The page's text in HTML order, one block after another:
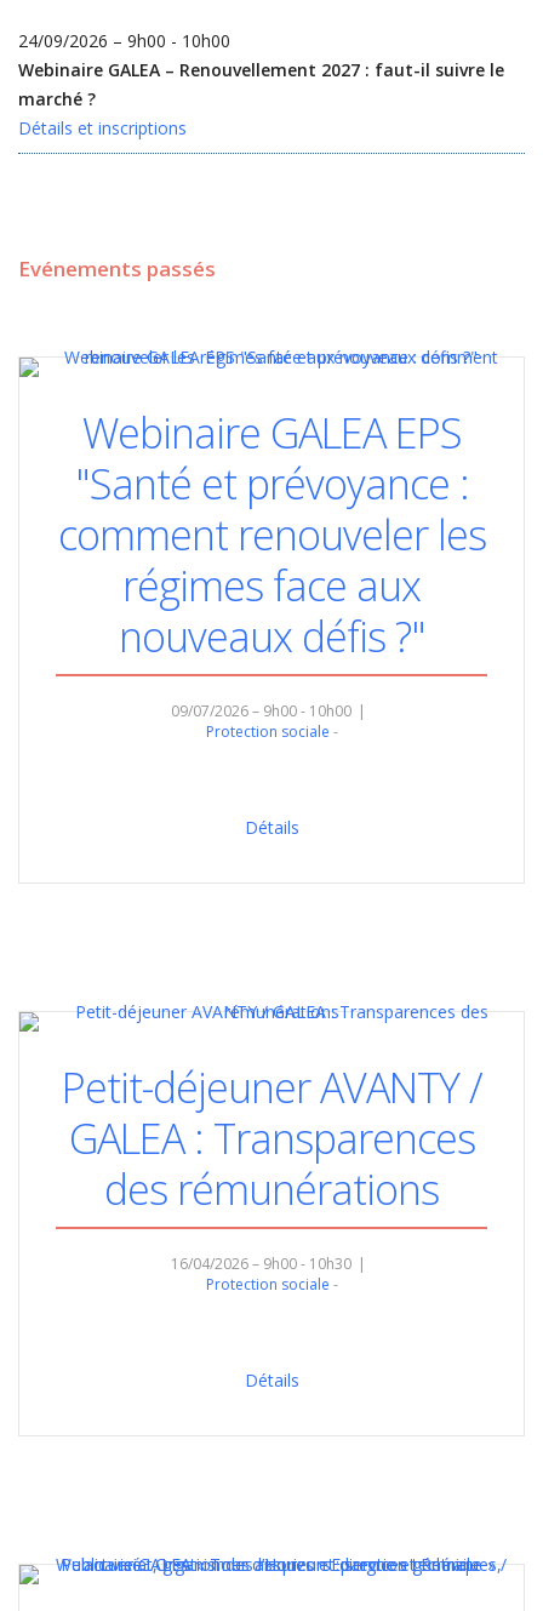
24/09/2026 – 9h00 - 10h00
Webinaire GALEA – Renouvellement 2027 : faut-il suivre le
marché ?
Détails et inscriptions
Evénements passés
Webinaire GALEA EPS
"Santé et prévoyance :
comment renouveler les
régimes face aux
nouveaux défis ?"
09/07/2026 – 9h00 - 10h00
Protection sociale
Détails
Petit-déjeuner AVANTY /
GALEA : Transparences
des rémunérations
16/04/2026 – 9h00 - 10h30
Protection sociale
Détails